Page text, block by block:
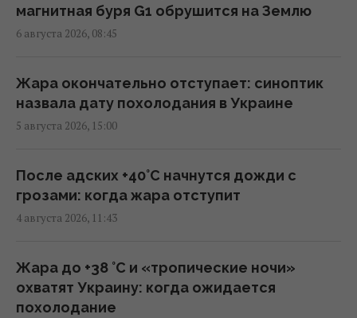
15:33 четверг, 06 августа 2026
Ан-24 в Лейпциге: пострадали ли самолет и
люди
13:13 четверг, 06 августа 2026
"Незаметные" российские диверсии: война
в Европе уже идет
12:50 четверг, 06 августа 2026
Колумбийские наркокартели отправляют в
ВСУ добровольцев, чтобы научиться войне
дронов, - FT
магнитная буря G1 обрушится на Землю
6 августа 2026, 08:45
Жара окончательно отступает: синоптик
назвала дату похолодания в Украине
5 августа 2026, 15:00
После адских +40°C начнутся дожди с
грозами: когда жара отступит
4 августа 2026, 11:43
Жара до +38 °С и «тропические ночи»
охватят Украину: когда ожидается
похолодание